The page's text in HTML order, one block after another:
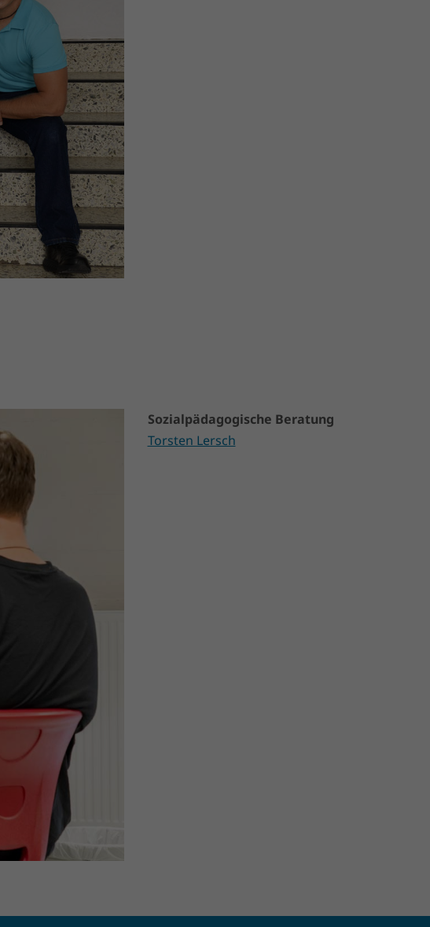
Sozialpädagogische Beratung
Torsten Lersch